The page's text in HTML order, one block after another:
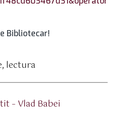
Bibliotecar!
, lectura
– Vlad Babei